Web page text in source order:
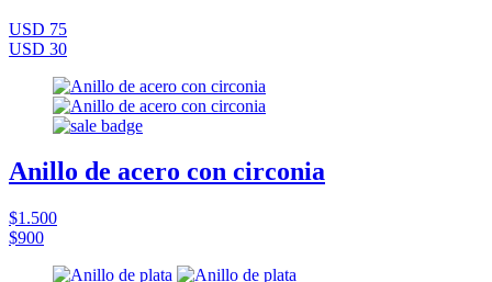
USD 75
USD 30
Anillo de acero con circonia
$1.500
$900